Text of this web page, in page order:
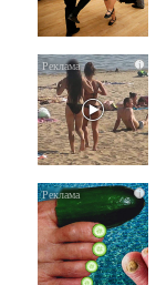
i
i